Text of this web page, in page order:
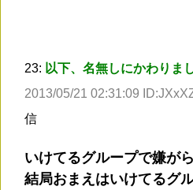
23: 以下、名無しにかわりま
2013/05/21 02:31:09
信
いけてるグループで嫌が
結局おまえはいけてるグ